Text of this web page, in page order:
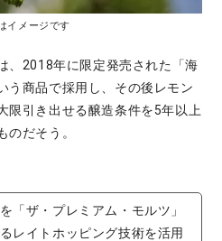
イメージです
、2018年に限定発売された「海
う商品で採用し、その後レモン
限引き出せる醸造条件を5年以上
のだそう。
「ザ・プレミアム・モルツ」
レイトホッピング技術を活用